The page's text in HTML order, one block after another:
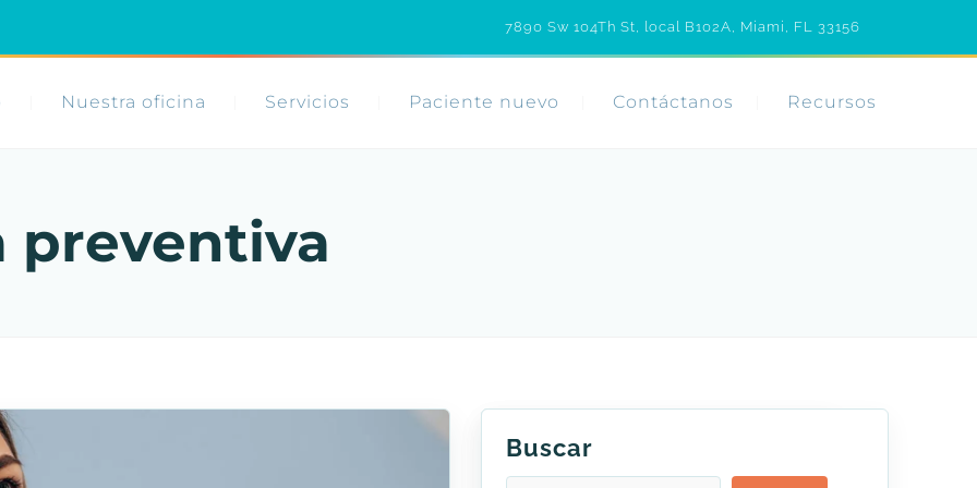
7890 Sw 104Th St, local B102A, Miami, FL 33156
Nuestra oficina Servicios Paciente nuevo Contáctanos Recursos
preventiva
Buscar